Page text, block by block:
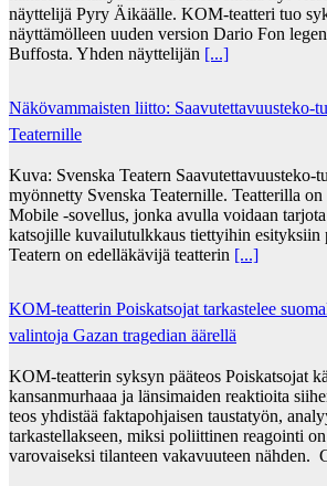
näyttelijä Pyry Äikäälle. KOM-teatteri tuo
näyttämölleen uuden version Dario Fon
Buffosta. Yhden näyttelijän [...]
Näkövammaisten liitto: Saavutettavuusteko-
Teaternille
Kuva: Svenska Teatern Saavutettavuusteko-
myönnetty Svenska Teaternille. Teatterilla
Mobile -sovellus, jonka avulla voidaan
katsojille kuvailutulkkaus tiettyihin esityksiin
Teatern on edelläkävijä teatterin [...]
KOM-teatterin Poiskatsojat tarkastelee
valintoja Gazan tragedian äärellä
KOM-teatterin syksyn pääteos Poiskatsojat
kansanmurhaaa ja länsimaiden reaktioita
teos yhdistää faktapohjaisen taustatyön,
tarkastellakseen, miksi poliittinen reagointi
varovaiseksi tilanteen vakavuuteen nähden.